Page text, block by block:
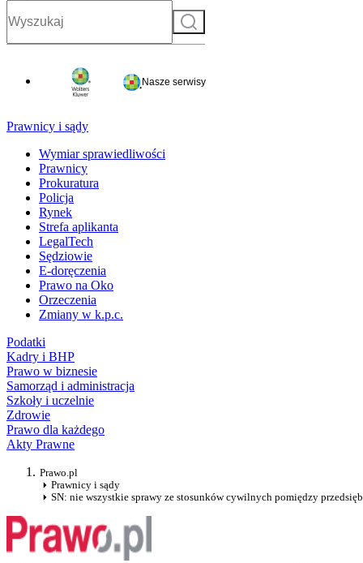
Szukaj
Nasze serwisy
Prawnicy i sądy
Wymiar sprawiedliwości
Prawnicy
Prokuratura
Policja
Rynek
Strefa aplikanta
LegalTech
Sędziowie
E-doręczenia
Prawo na Oko
Orzeczenia
Zmiany w k.p.c.
Podatki
Kadry i BHP
Prawo w biznesie
Samorząd i administracja
Szkoły i uczelnie
Zdrowie
Prawo dla każdego
Akty Prawne
Prawo.pl
Prawnicy i sądy
SN: nie wszystkie sprawy ze stosunków cywilnych pomiędzy